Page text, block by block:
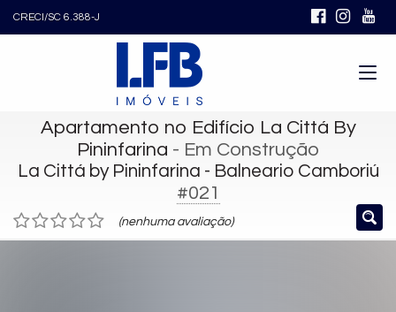
CRECI/SC 6.388-J
Apartamento no Edifício La Cittá By
Pininfarina - Em Construção
La Cittá by Pininfarina - Balneario Camboriú
#021
(nenhuma avaliação)